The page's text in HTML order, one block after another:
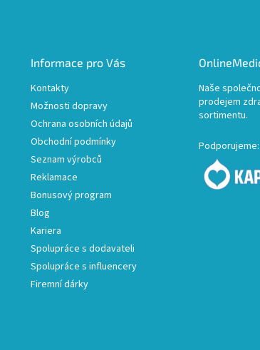
Informace pro Vás
Kontakty
Možnosti dopravy
Ochrana osobních údajů
Obchodní podmínky
Seznam výrobců
Reklamace
Bonusový program
Blog
Kariera
Spolupráce s dodavateli
Spolupráce s influencery
Firemní dárky
Naše
prodejem
sortimentu.
Podporujeme: